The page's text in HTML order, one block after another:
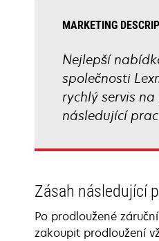
MARKETING
Nejlepší
společnosti
rychlý servis na
následující
Zásah následující
Po prodloužené
zakoupit prodloužení